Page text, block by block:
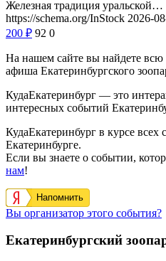
Железная традиция уральской…
https://schema.org/InStock 2026-
200 ₽ 92 0
На нашем сайте вы найдете
афиша Екатеринбургского
КудаЕкатеринбург — это
интересных событий
КудаЕкатеринбург в курсе
Екатеринбурге.
Если вы знаете о событии,
нам!
Напомнить
Вы организатор этого события?
Екатеринбургский